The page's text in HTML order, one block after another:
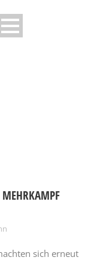
MEHRKAMPF
sich erneut